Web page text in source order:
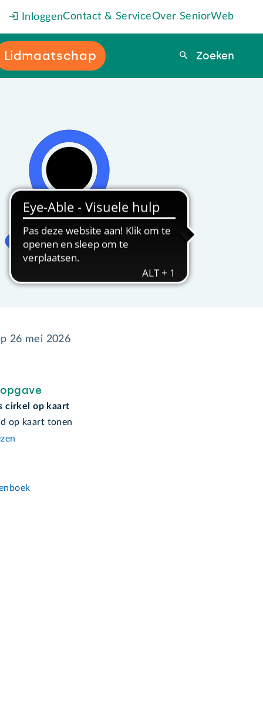
InloggenContact & ServiceOver SeniorWeb
Lidmaatschap Zoeken
Zoeken
26 mei 2026
cirkel op kaart
op kaart tonen